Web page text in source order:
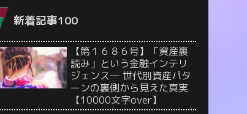
新着記事100
【第１６８６号】「資産裏
読み」という金融インテリ
ジェンス― 世代別資産パタ
ーンの裏側から見えた真実
【10000文字over】